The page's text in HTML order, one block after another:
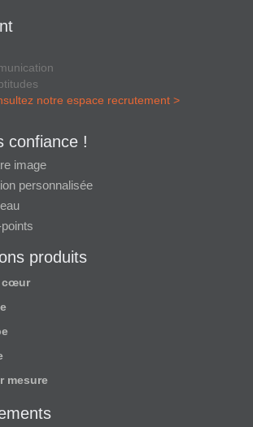
notre espace recrutement >
confiance !
image
personnalisée
produits
cœur
mesure